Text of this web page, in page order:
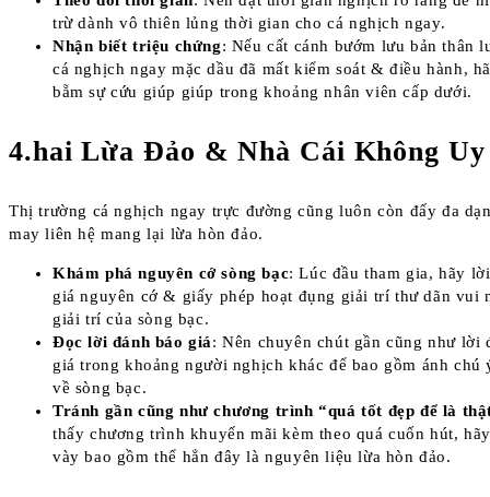
trừ dành vô thiên lủng thời gian cho cá nghịch ngay.
Nhận biết triệu chứng: Nếu cất cánh bướm lưu bản thân
cá nghịch ngay mặc dầu đã mất kiểm soát & điều hành,
bẵm sự cứu giúp giúp trong khoảng nhân viên cấp dưới.
4.hai Lừa Đảo & Nhà Cái Không
Thị trường cá nghịch ngay trực đường cũng luôn còn đấy đa
may liên hệ mang lại lừa hòn đảo.
Khám phá nguyên cớ sòng bạc: Lúc đầu tham gia, hãy
giá nguyên cớ & giấy phép hoạt đụng giải trí thư dãn vui
giải trí của sòng bạc.
Đọc lời đánh báo giá: Nên chuyên chút gần cũng như lời
giá trong khoảng người nghịch khác để bao gồm ánh chú
về sòng bạc.
Tránh gần cũng như chương trình “quá tốt đẹp để là
thấy chương trình khuyến mãi kèm theo quá cuốn hút,
vày bao gồm thể hẳn đây là nguyên liệu lừa hòn đảo.